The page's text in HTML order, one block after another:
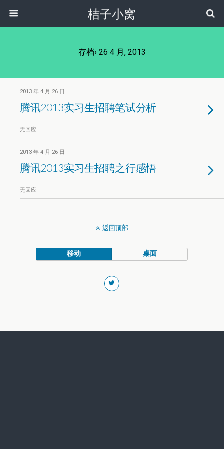
桔子小窝
存档› 26 4 月, 2013
2013 年 4 月 26 日
腾讯2013实习生招聘笔试分析
无回应
2013 年 4 月 26 日
腾讯2013实习生招聘之行感悟
无回应
返回顶部
移动 桌面